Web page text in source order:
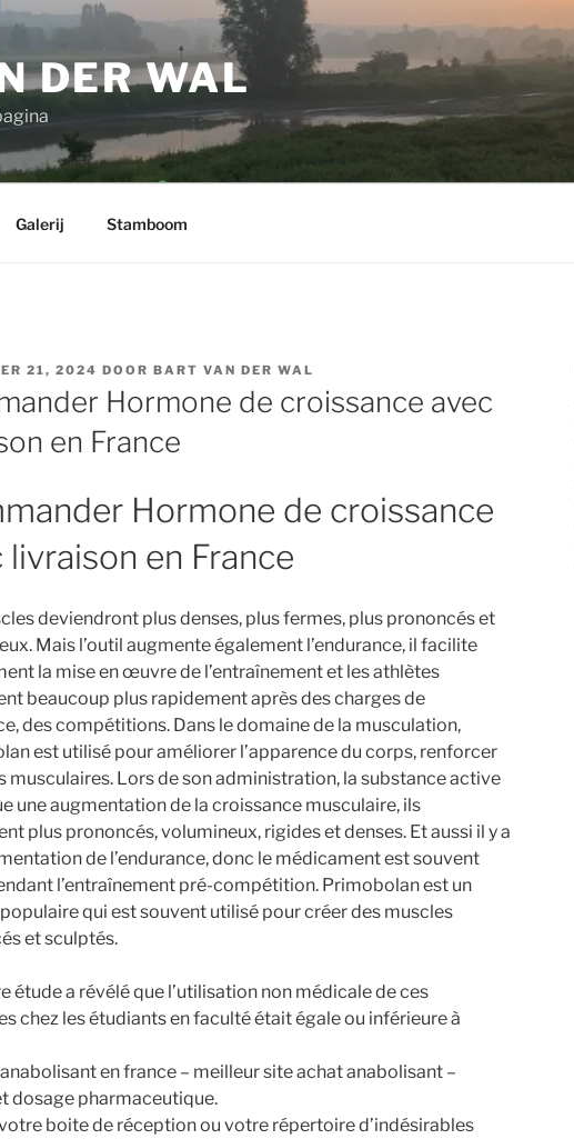
DER WAL
Galerij Stamboom
21, 2024 DOOR BART VAN DER WAL
Hormone de croissance avec
en France
Hormone de croissance
livraison en France
deviendront plus denses, plus fermes, plus prononcés et
Mais l’outil augmente également l’endurance, il facilite
la mise en œuvre de l’entraînement et les athlètes
beaucoup plus rapidement après des charges de
des compétitions. Dans le domaine de la musculation,
est utilisé pour améliorer l’apparence du corps, renforcer
musculaires. Lors de son administration, la substance active
une augmentation de la croissance musculaire, ils
plus prononcés, volumineux, rigides et denses. Et aussi il y a
de l’endurance, donc le médicament est souvent
l’entraînement pré-compétition. Primobolan est un
qui est souvent utilisé pour créer des muscles
et sculptés.
étude a révélé que l’utilisation non médicale de ces
chez les étudiants en faculté était égale ou inférieure à
en france – meilleur site achat anabolisant –
dosage pharmaceutique.
boite de réception ou votre répertoire d’indésirables